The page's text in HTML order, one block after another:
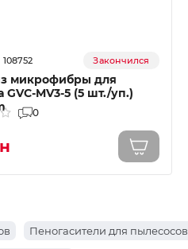
108752 Закончился
микрофибры для
GVC-MV3-5 (5 шт./уп.)
0
Пеногасители для пылесосов